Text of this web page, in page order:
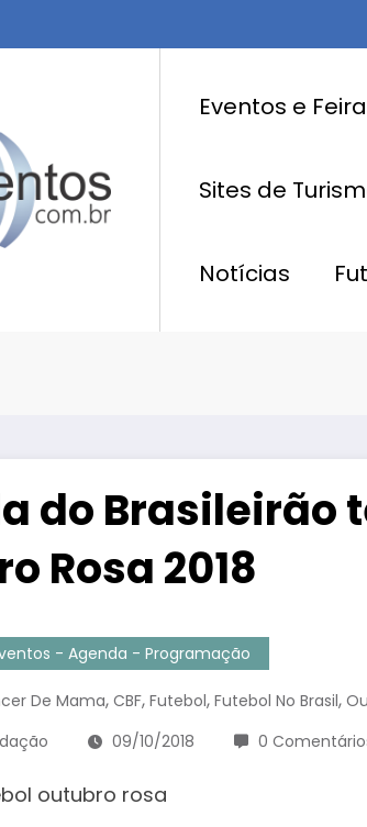
Eventos e
Sites de
Notícias
do Brasileirão
Rosa 2018
- Agenda - Programação
De Mama, CBF, Futebol, Futebol No Brasil,
09/10/2018 0